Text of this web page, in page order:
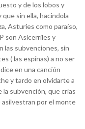
y de los lobos y
sin ella, hacindola
Asturies como paraíso,
son Asícerriles y
las subvenciones, sin
( las espinas) a no ser
en una canción
y tardo en olvidarte a
subvención, que crías
asilvestran por el monte